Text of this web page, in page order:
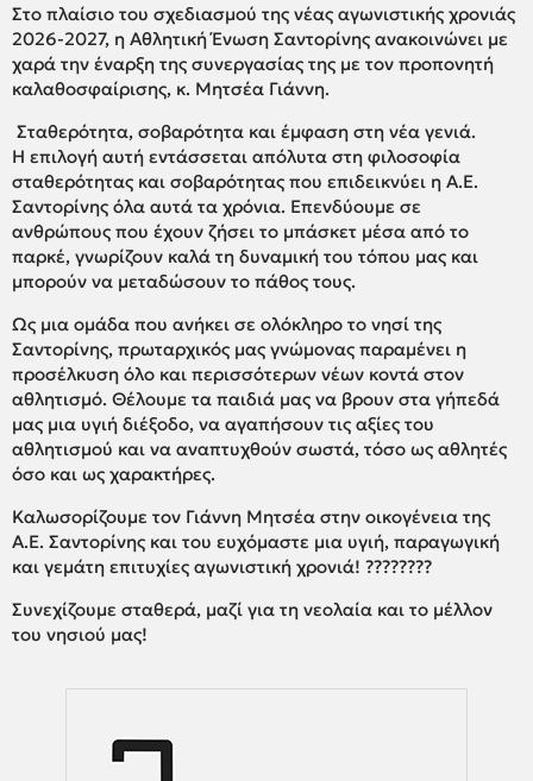
Στο πλαίσιο του σχεδιασμού της νέας αγωνιστικής χρονιάς
2026-2027, η Αθλητική Ένωση Σαντορίνης ανακοινώνει με
χαρά την έναρξη της συνεργασίας της με τον προπονητή
καλαθοσφαίρισης, κ. Μητσέα Γιάννη.
Σταθερότητα, σοβαρότητα και έμφαση στη νέα γενιά.
Η επιλογή αυτή εντάσσεται απόλυτα στη φιλοσοφία
σταθερότητας και σοβαρότητας που επιδεικνύει η Α.Ε.
Σαντορίνης όλα αυτά τα χρόνια. Επενδύουμε σε
ανθρώπους που έχουν ζήσει το μπάσκετ μέσα από το
παρκέ, γνωρίζουν καλά τη δυναμική του τόπου μας και
μπορούν να μεταδώσουν το πάθος τους.
Ως μια ομάδα που ανήκει σε ολόκληρο το νησί της
Σαντορίνης, πρωταρχικός μας γνώμονας παραμένει η
προσέλκυση όλο και περισσότερων νέων κοντά στον
αθλητισμό. Θέλουμε τα παιδιά μας να βρουν στα γήπεδά
μας μια υγιή διέξοδο, να αγαπήσουν τις αξίες του
αθλητισμού και να αναπτυχθούν σωστά, τόσο ως αθλητές
όσο και ως χαρακτήρες.
Καλωσορίζουμε τον Γιάννη Μητσέα στην οικογένεια της
Α.Ε. Σαντορίνης και του ευχόμαστε μια υγιή, παραγωγική
και γεμάτη επιτυχίες αγωνιστική χρονιά! ????????
Συνεχίζουμε σταθερά, μαζί για τη νεολαία και το μέλλον
του νησιού μας!